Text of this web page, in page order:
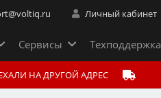
Личный кабинет
Сервисы Техподдержка
НА ДРУГОЙ АДРЕС